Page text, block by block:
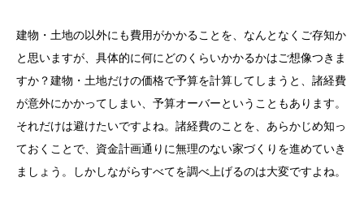
建物・土地の以外にも費用がかかることを、なんとなくご存知か
と思いますが、具体的に何にどのくらいかかるかはご想像つきま
すか？建物・土地だけの価格で予算を計算してしまうと、諸経費
が意外にかかってしまい、予算オーバーということもあります。
それだけは避けたいですよね。諸経費のことを、あらかじめ知っ
ておくことで、資金計画通りに無理のない家づくりを進めていき
ましょう。しかしながらすべてを調べ上げるのは大変ですよね。